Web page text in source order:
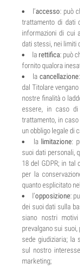
l’accesso: può
trattamento di dati
informazioni di cui
dati stessi, nei limiti
la rettifica: può
fornito qualora
la cancellazione
dal Titolare
nostre finalità o
essere, in caso di
trattamento, in
un obbligo legale di
la limitazione:
suoi dati personali,
18 del GDPR; in
per la
quanto esplicitato
l’opposizione:
dei suoi dati sulla
siano nostri
prevalgano sui
sede giudiziaria; la
sul nostro
marketing;